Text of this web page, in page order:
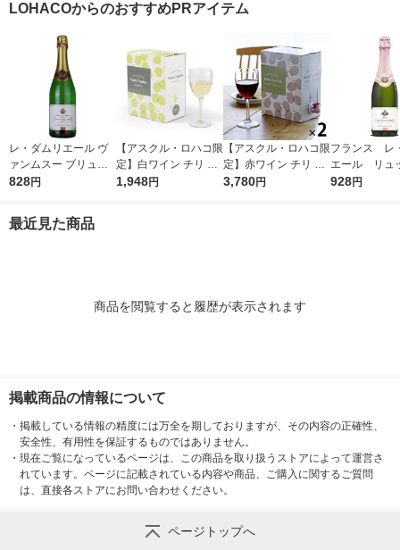
ト(4種×各1本) 赤 白
ナル
LOHACOからのおすすめPRアイテム
レ・ダムリエール ヴ
ァンムスー ブリュッ
ト11°750ml 1本 フラ
828円
【アスクル・ロハコ限
定】白ワイン チリ サ
ンタ レジーナ BIB シ
1,948円
【アスクル・ロハコ限
定】赤ワイン チリ サ
ンタ レジーナ BIB カ
3,780円
フランス レ
エール リュ
スパークリン
928円
最近見た商品
商品を閲覧すると履歴が表示されます
掲載商品の情報について
・ 掲載している情報の精度には万全を期しておりますが、その内容の正確性、
安全性、有用性を保証するものではありません。
・ 現在ご覧になっているページは、この商品を取り扱うストアによって運営さ
れています。ページに記載されている内容や商品、ご購入に関するご質問
は、直接各ストアにお問い合わせください。
ページトップへ